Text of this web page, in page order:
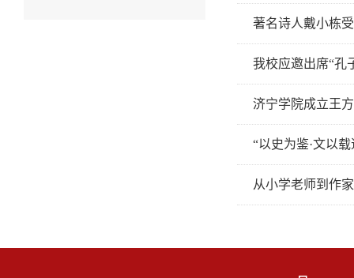
著名诗人戴小栋
我校应邀出席“
济宁学院成立王
“以史为鉴·文以
从小学老师到作